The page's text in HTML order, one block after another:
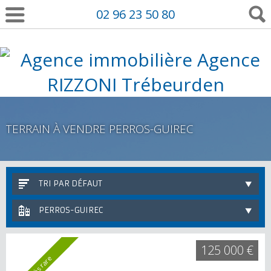
02 96 23 50 80
TERRAIN À VENDRE PERROS-GUIREC
TRI PAR DÉFAUT
PERROS-GUIREC
125 000 €